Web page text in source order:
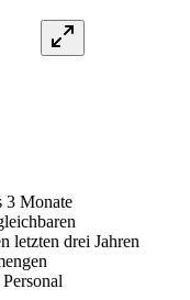
3 Monate
letzten drei Jahren